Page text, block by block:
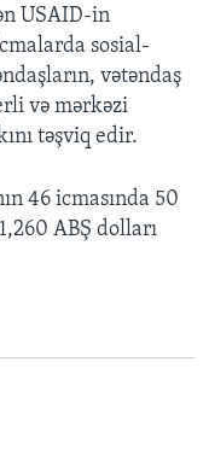
USAID-in
sosial-
vətəndaş
və mərkəzi
təşviq edir.
46 icmasında 50
ABŞ dolları